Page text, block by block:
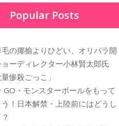
Popular Posts
の揶揄よりひどい、オリパラ開
ーディレクター小林賢太郎氏
量惨殺ごっこ」
GO・モンスターボールをもって
！日本解禁・上陸前にはどうし